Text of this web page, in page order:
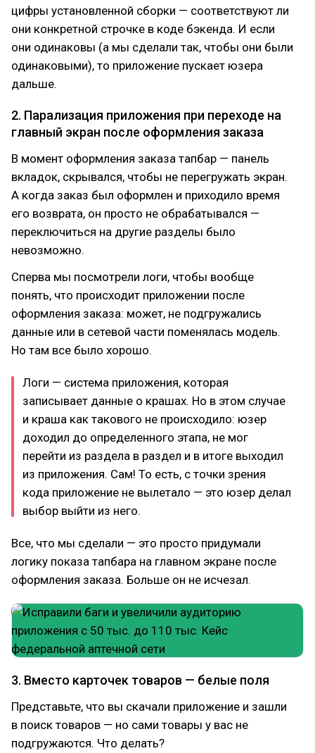
цифры установленной сборки — соответствуют ли
они конкретной строчке в коде бэкенда. И если
они одинаковы (а мы сделали так, чтобы они были
одинаковыми), то приложение пускает юзера
дальше.
2. Парализация приложения при переходе на
главный экран после оформления заказа
В момент оформления заказа тапбар — панель
вкладок, скрывался, чтобы не перегружать экран.
А когда заказ был оформлен и приходило время
его возврата, он просто не обрабатывался —
переключиться на другие разделы было
невозможно.
Сперва мы посмотрели логи, чтобы вообще
понять, что происходит приложении после
оформления заказа: может, не подгружались
данные или в сетевой части поменялась модель.
Но там все было хорошо.
Логи — система приложения, которая
записывает данные о крашах. Но в этом случае
и краша как такового не происходило: юзер
доходил до определенного этапа, не мог
перейти из раздела в раздел и в итоге выходил
из приложения. Сам! То есть, с точки зрения
кода приложение не вылетало — это юзер делал
выбор выйти из него.
Все, что мы сделали — это просто придумали
логику показа тапбара на главном экране после
оформления заказа. Больше он не исчезал.
3. Вместо карточек товаров — белые поля
Представьте, что вы скачали приложение и зашли
в поиск товаров — но сами товары у вас не
подгружаются. Что делать?